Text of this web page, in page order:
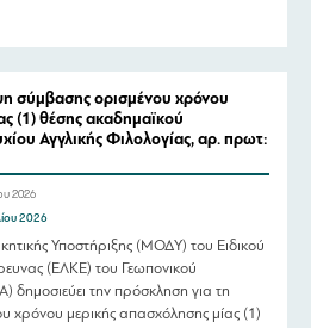
Αθηνών […]
σύμβασης ορισμένου χρόνου
(1) θέσης ακαδημαϊκού
Αγγλικής Φιλολογίας, αρ. πρωτ:
2026
2026
Υποστήριξης (ΜΟΔΥ) του Ειδικού
(ΕΛΚΕ) του Γεωπονικού
δημοσιεύει την πρόσκληση για τη
χρόνου μερικής απασχόλησης μίας (1)